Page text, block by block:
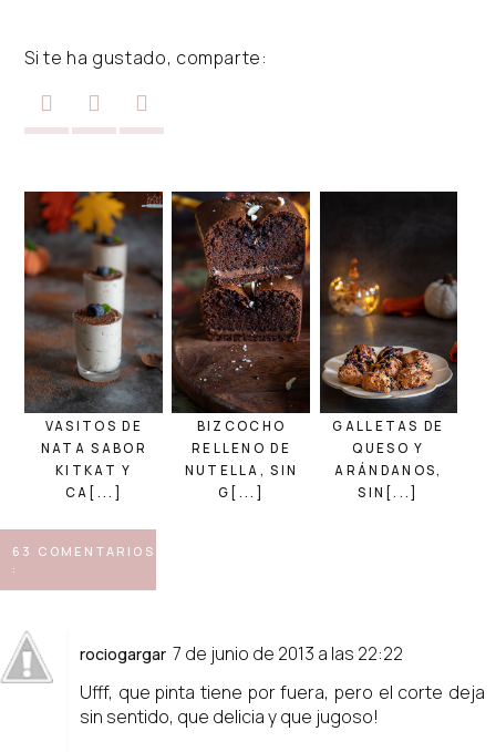
Si te ha gustado, comparte:
VASITOS DE
NATA SABOR
KITKAT Y
CA[...]
BIZCOCHO
RELLENO DE
NUTELLA, SIN
G[...]
GALLETAS DE
QUESO Y
ARÁNDANOS,
SIN[...]
63 COMENTARIOS
:
rociogargar 7 de junio de 2013 a las 22:22
Ufff, que pinta tiene por fuera, pero el corte deja
sin sentido, que delicia y que jugoso!